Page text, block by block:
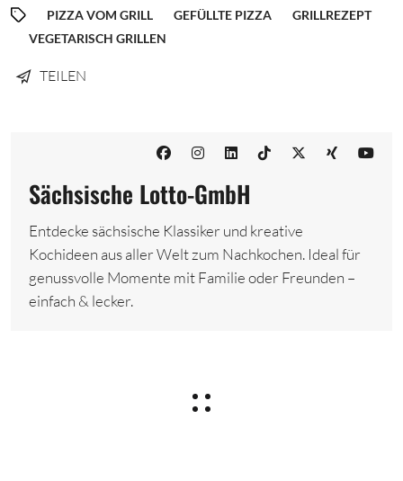
PIZZA VOM GRILL GEFÜLLTE PIZZA
GRILLREZEPT
VEGETARISCH GRILLEN
TEILEN
Sächsische Lotto-GmbH
Entdecke sächsische Klassiker und kreative
Kochideen aus aller Welt zum Nachkochen. Ideal für
genussvolle Momente mit Familie oder Freunden –
einfach & lecker.